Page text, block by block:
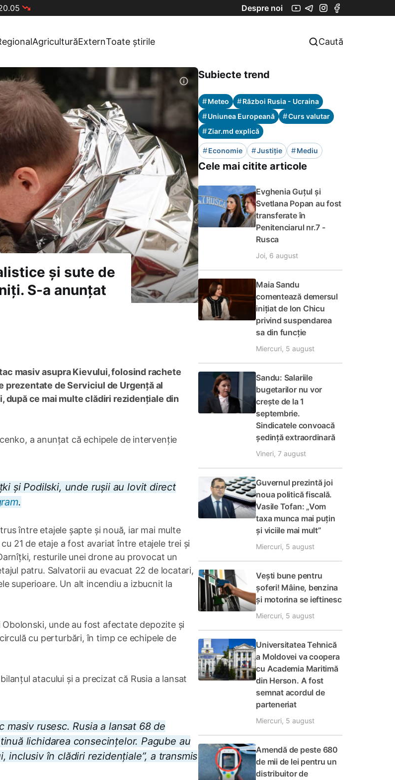
Despre noi
AgriculturăExternToate știrile Caută
și sute de
S-a anunțat
masiv asupra Kievului, folosind rachete
prezentate de Serviciul de Urgență al
după ce mai multe clădiri rezidențiale din
a anunțat că echipele de intervenție
și Podilski, unde rușii au lovit direct
.
între etajele șapte și nouă, iar mai multe
21 de etaje a fost avariat între etajele trei și
resturile unei drone au provocat un
patru. Salvatorii au evacuat 22 de locatari,
superioare. Un alt incendiu a izbucnit la
unde au fost afectate depozite și
cu perturbări, în timp ce echipele de
atacului și a precizat că Rusia a lansat
masiv rusesc. Rusia a lansat 68 de
lichidarea consecințelor. Pagube au
inclusiv în clădiri rezidențiale”, a transmis
Subiecte trend
#Meteo #Război Rusia - Ucraina
#Uniunea Europeană #Curs valutar
#Ziar.md explică
#Economie #Justiție #Mediu
Cele mai citite articole
Evghenia Guțul și
Svetlana Popan au fost
transferate în
Penitenciarul nr.7 -
Rusca
Joi, 6 august
Maia Sandu
comentează demersul
inițiat de Ion Chicu
privind suspendarea
sa din funcție
Miercuri, 5 august
Sandu: Salariile
bugetarilor nu vor
crește de la 1
septembrie.
Sindicatele convoacă
ședință extraordinară
Vineri, 7 august
Guvernul prezintă joi
noua politică fiscală.
Vasile Tofan: „Vom
taxa munca mai puțin
și viciile mai mult”
Miercuri, 5 august
Vești bune pentru
șoferi! Mâine, benzina
și motorina se ieftinesc
Miercuri, 5 august
Universitatea Tehnică
a Moldovei va coopera
cu Academia Maritimă
din Herson. A fost
semnat acordul de
parteneriat
Miercuri, 5 august
Amendă de peste 680
de mii de lei pentru un
distribuitor de